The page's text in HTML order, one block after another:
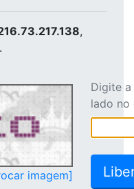
,
imagem]
Digite
lado no